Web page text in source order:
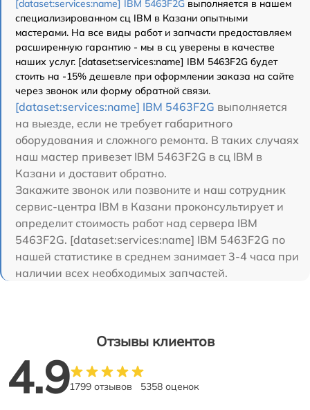
[dataset:services:name] IBM 5463F2G выполняется в нашем
специализированном сц IBM в Казани опытными
мастерами. На все виды работ и запчасти предоставляем
расширенную гарантию - мы в сц уверены в качестве
наших услуг. [dataset:services:name] IBM 5463F2G будет
стоить на -15% дешевле при оформлении заказа на сайте
через звонок или форму обратной связи.
[dataset:services:name] IBM 5463F2G выполняется
на выезде, если не требует габаритного
оборудования и сложного ремонта. В таких случаях
наш мастер привезет IBM 5463F2G в сц IBM в
Казани и доставит обратно.
Закажите звонок или позвоните и наш сотрудник
сервис-центра IBM в Казани проконсультирует и
определит стоимость работ над сервера IBM
5463F2G. [dataset:services:name] IBM 5463F2G по
нашей статистике в среднем занимает 3-4 часа при
наличии всех необходимых запчастей.
Отзывы клиентов
4.91799 отзывов 5358 оценок